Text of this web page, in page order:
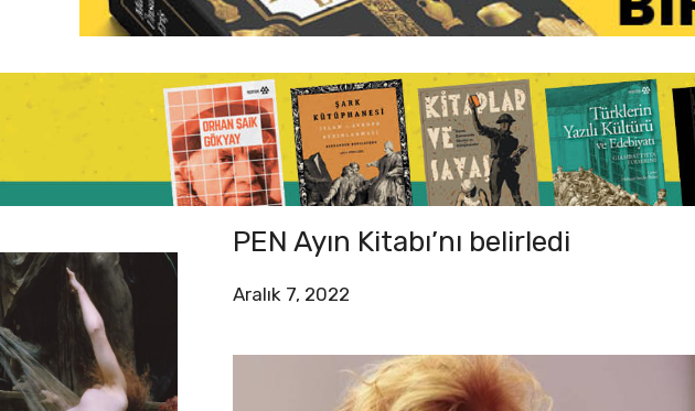
PEN Ayın Kitabı’nı belirledi
Aralık 7, 2022